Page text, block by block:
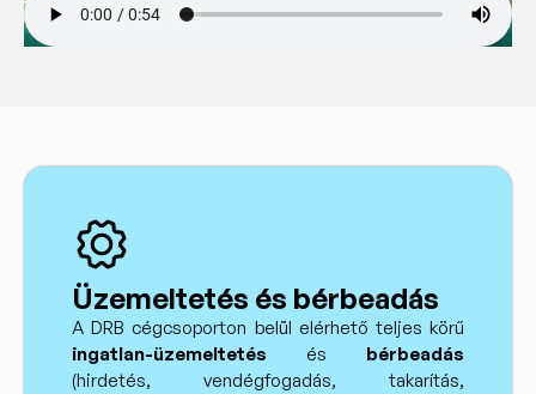
Üzemeltetés és bérbeadás
A DRB cégcsoporton belül elérhető teljes körű
ingatlan-üzemeltetés és bérbeadás
(hirdetés, vendégfogadás, takarítás,